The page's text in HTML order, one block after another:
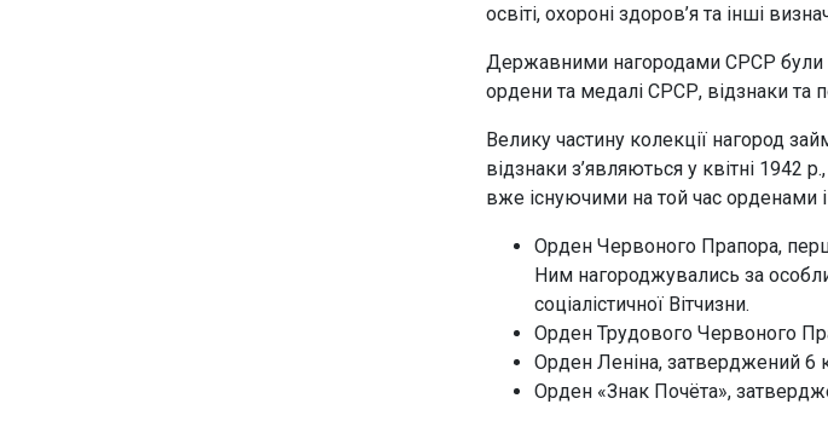
освіті, охороні здоров’я та інші
Державними нагородами СРСР були -
ордени та медалі СРСР, відзнаки та
Велику частину колекції нагород
відзнаки з’являються у квітні 1942
вже існуючими на той час орденами
Орден Червоного Прапора,
Ним нагороджувались за
соціалістичної Вітчизни.
Орден Трудового Червоного
Орден Леніна, затверджений 6
Орден «Знак Почёта»,